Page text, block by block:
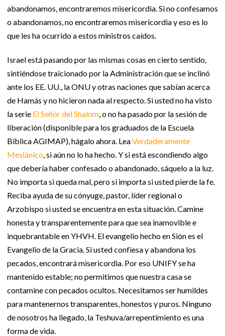
abandonamos, encontraremos misericordia. Si no confesamos
o abandonamos, no encontraremos misericordia y eso es lo
que les ha ocurrido a estos ministros caídos.
Israel está pasando por las mismas cosas en cierto sentido,
sintiéndose traicionado por la Administración que se inclinó
ante los EE. UU., la ONU y otras naciones que sabían acerca
de Hamás y no hicieron nada al respecto. Si usted no ha visto
la serie El Señor del Shalom, o no ha pasado por la sesión de
liberación (disponible para los graduados de la Escuela
Bíblica AGIMAP), hágalo ahora. LeaVerdaderamente
Mesiánico, si aún no lo ha hecho. Y si está escondiendo algo
que debería haber confesado o abandonado, sáquelo a la luz.
No importa si queda mal, pero sí importa si usted pierde la fe.
Reciba ayuda de su cónyuge, pastor, líder regional o
Arzobispo si usted se encuentra en esta situación. Camine
honesta y transparentemente para que sea inamovible e
inquebrantable en YHVH. El evangelio hecho en Sión es el
Evangelio de la Gracia. Si usted confiesa y abandona los
pecados, encontrará misericordia. Por eso UNIFY se ha
mantenido estable; no permitimos que nuestra casa se
contamine con pecados ocultos. Necesitamos ser humildes
para mantenernos transparentes, honestos y puros. Ninguno
de nosotros ha llegado, la Teshuva/arrepentimiento es una
forma de vida.